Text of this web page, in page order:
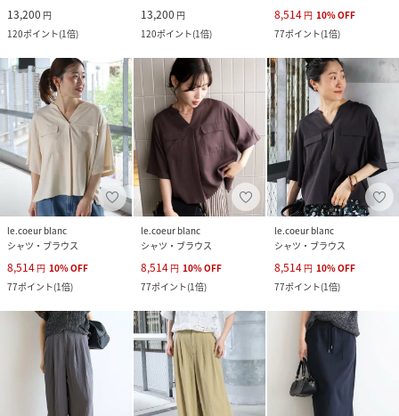
13,200 円
120ポイント(1倍)
13,200 円
120ポイント(1倍)
8,514 円 10%OFF
77ポイント(1倍)
le.coeur blanc
シャツ・ブラウス
8,514 円 10%OFF
77ポイント(1倍)
le.coeur blanc
シャツ・ブラウス
8,514 円 10%OFF
77ポイント(1倍)
le.coeur blanc
シャツ・ブラウス
8,514 円 10%OFF
77ポイント(1倍)